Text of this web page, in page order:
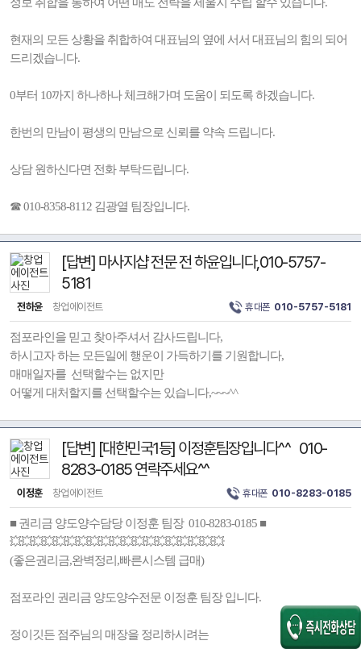
현재의 모든 상황을 취합하여 대표님의 옆에 서서 대표님의 힘의 되어
드리겠습니다.
0부터 10까지 하나하나 체크해가며 도움이 되도록 하겠습니다.
한번의 만남이 평생의 만남으로 신뢰를 약속 드립니다.
상담 원하신다면 전화 부탁드립니다.
☎ 010-8358-8112 김광열 팀장입니다.
[답변] 마사지샵 전문 전 하윤입니다,010-5757-
5181
전하윤 창업에이전트 휴대폰 010-5757-5181
점포라인을 믿고 찾아주셔서 감사드립니다,
하시고자 하는 모든일에 행운이 가득하기를 기원합니다,
매매일자를 선택할수는 없지만
어떻게 대처할지를 선택할수는 있습니다,~~~^^
[답변] [대한민국1등] 이정훈팀장입니다^^ 010-
8283-0185 연락주세요^^
이정훈 창업에이전트 휴대폰 010-8283-0185
■ 권리금 양도양수담당 이정훈 팀장 010-8283-0185 ■
💥💥💥💥💥💥💥💥💥💥💥💥💥💥💥💥💥💥💥
(좋은권리금,완벽정리,빠른시스템 급매)
점포라인 권리금 양도양수전문 이정훈 팀장 입니다.
정이깃든 점주님의 매장을 정리하시려는